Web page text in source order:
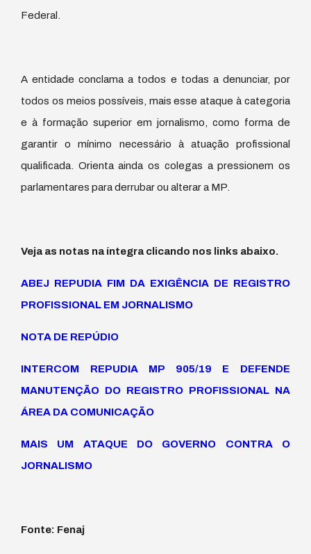
Federal.
A entidade conclama a todos e todas a denunciar, por
todos os meios possíveis, mais esse ataque à categoria
e à formação superior em jornalismo, como forma de
garantir o mínimo necessário à atuação profissional
qualificada. Orienta ainda os colegas a pressionem os
parlamentares para derrubar ou alterar a MP.
Veja as notas na íntegra clicando nos links abaixo.
ABEJ REPUDIA FIM DA EXIGÊNCIA DE REGISTRO
PROFISSIONAL EM JORNALISMO
NOTA DE REPÚDIO
INTERCOM REPUDIA MP 905/19 E DEFENDE
MANUTENÇÃO DO REGISTRO PROFISSIONAL NA
ÁREA DA COMUNICAÇÃO
MAIS UM ATAQUE DO GOVERNO CONTRA O
JORNALISMO
Fonte: Fenaj